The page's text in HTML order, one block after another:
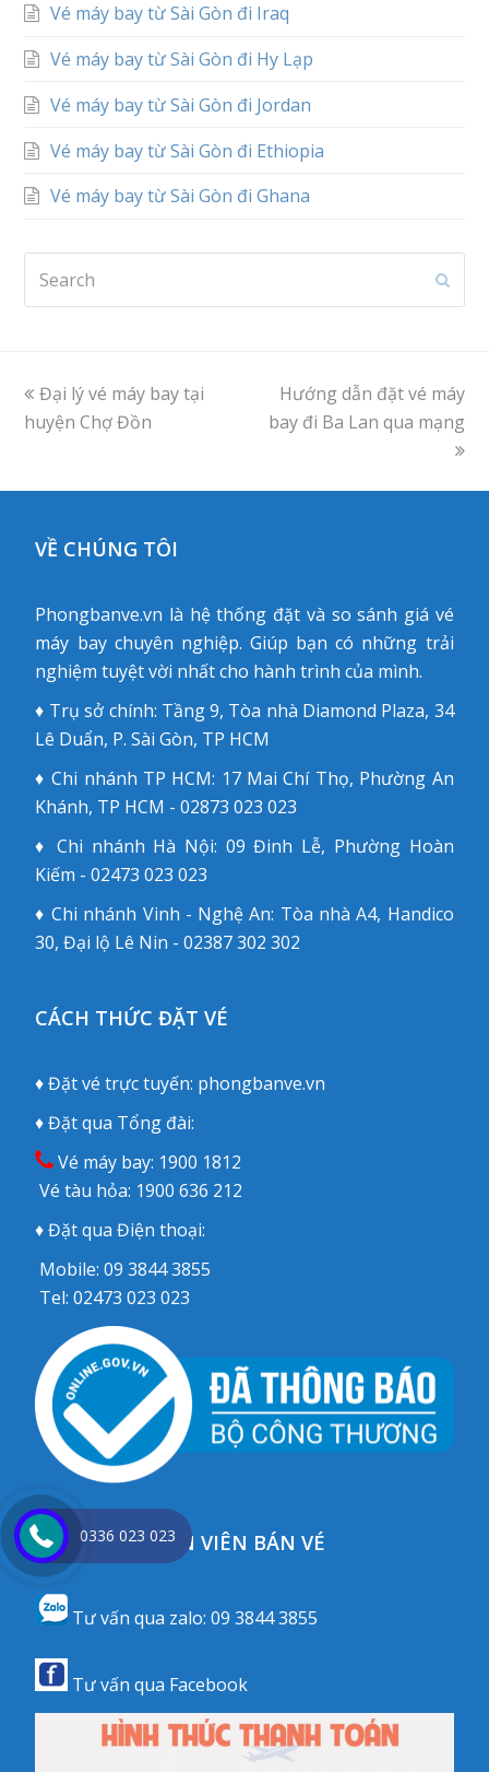
Vé máy bay từ Sài Gòn đi Iraq
Vé máy bay từ Sài Gòn đi Hy Lạp
Vé máy bay từ Sài Gòn đi Jordan
Vé máy bay từ Sài Gòn đi Ethiopia
Vé máy bay từ Sài Gòn đi Ghana
previous
post:
Đại lý vé máy bay tại
huyện Chợ Đồn
next
post:
Hướng dẫn đặt vé máy
bay đi Ba Lan qua mạng
VỀ CHÚNG TÔI
Phongbanve.vn là hệ thống đặt và so sánh giá vé
máy bay chuyên nghiệp. Giúp bạn có những trải
nghiệm tuyệt vời nhất cho hành trình của mình.
♦ Trụ sở chính: Tầng 9, Tòa nhà Diamond Plaza, 34
Lê Duẩn, P. Sài Gòn, TP HCM
♦ Chi nhánh TP HCM: 17 Mai Chí Thọ, Phường An
Khánh, TP HCM - 02873 023 023
♦ Chi nhánh Hà Nội: 09 Đinh Lễ, Phường Hoàn
Kiếm - 02473 023 023
♦ Chi nhánh Vinh - Nghệ An: Tòa nhà A4, Handico
30, Đại lộ Lê Nin - 02387 302 302
CÁCH THỨC ĐẶT VÉ
♦ Đặt vé trực tuyến: phongbanve.vn
♦ Đặt qua Tổng đài:
Vé máy bay: 1900 1812
Vé tàu hỏa: 1900 636 212
♦ Đặt qua Điện thoại:
Mobile:09 3844 3855
Tel:02473 023 023
CHAT VỚI NHÂN VIÊN BÁN VÉ
Tư vấn qua zalo:09 3844 3855
Tư vấn qua Facebook
0336 023 023